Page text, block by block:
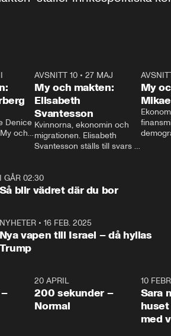
23:40
Denice
och
AVSNITT 10 •27 MAJ
My och makten:
Elisabeth
Svantesson
Kvinnorna, ekonomin och
migrationen. Elisabeth
Svantesson ställs till svars
My
I GÅR 02:30
Så blir vädret där du bor
NYHETER• 16 FEB. 2025
Nya vapen till Israel – då hyllas
Trump
4:2320 APRIL
200 sekunder –
Normal
10
Sara
med